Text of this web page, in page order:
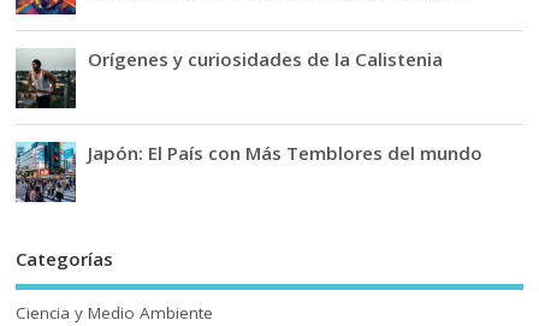
Orígenes y curiosidades de la Calistenia
Japón: El País con Más Temblores del mundo
Categorías
Ciencia y Medio Ambiente